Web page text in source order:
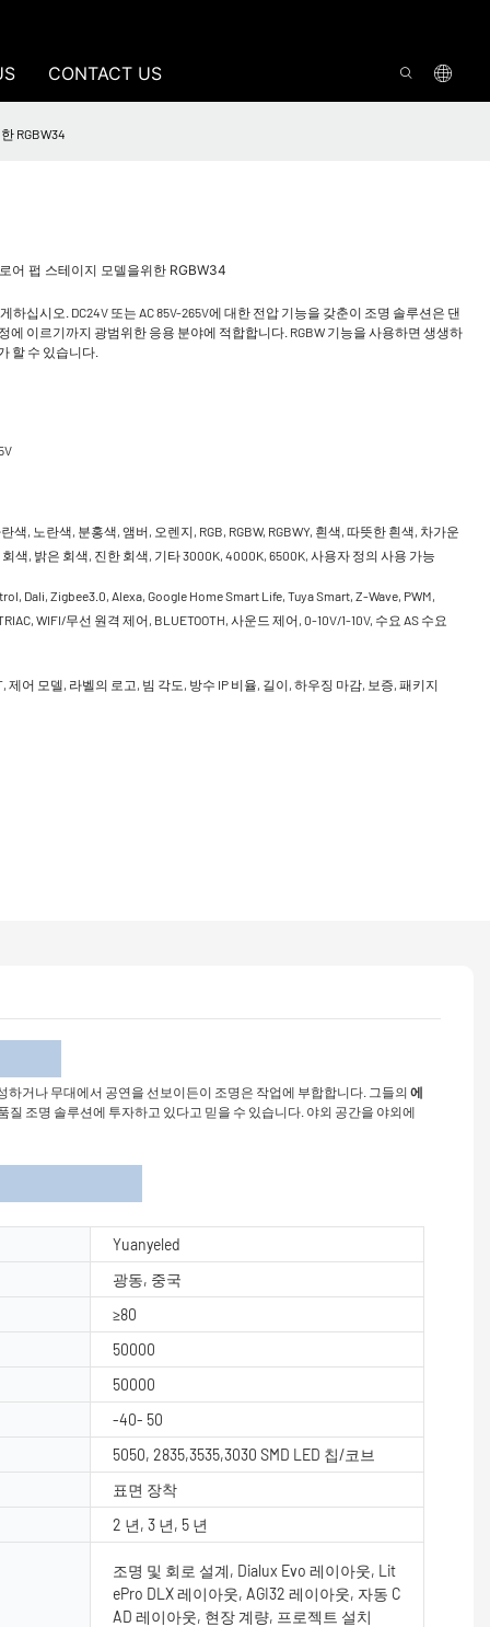
CONTACT US
RGBW34
어 펍 스테이지 모델을위한 RGBW34
십시오. DC24V 또는 AC 85V-265V에 대한 전압 기능을 갖춘이 조명 솔루션은 댄
이르기까지 광범위한 응용 분야에 적합합니다. RGBW 기능을 사용하면 생생하
할 수 있습니다.
색, 노란색, 분홍색, 앰버, 오렌지, RGB, RGBW, RGBWY, 흰색, 따뜻한 흰색, 차가운
색, 밝은 회색, 진한 회색, 기타 3000K, 4000K, 6500K, 사용자 정의 사용 가능
Dali, Zigbee3.0, Alexa, Google Home Smart Life, Tuya Smart, Z-Wave, PWM,
WIFI/무선 원격 제어, BLUETOOTH, 사운드 제어, 0-10V/1-10V, 수요 AS 수요
제어 모델, 라벨의 로고, 빔 각도, 방수 IP 비율, 길이, 하우징 마감, 보증, 패키지
거나 무대에서 공연을 선보이든이 조명은 작업에 부합합니다. 그들의 에
조명 솔루션에 투자하고 있다고 믿을 수 있습니다. 야외 공간을 야외에
Yuanyeled
광동, 중국
≥80
50000
50000
-40- 50
5050, 2835,3535,3030 SMD LED 칩/코브
표면 장착
2 년, 3 년, 5 년
조명 및 회로 설계, Dialux Evo 레이아웃, Lit
ePro DLX 레이아웃, AGI32 레이아웃, 자동 C
AD 레이아웃, 현장 계량, 프로젝트 설치